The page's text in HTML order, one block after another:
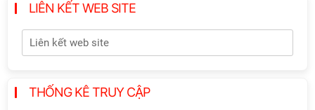
Khai quật công trường khai thác đá
Tôn
sinh đào tạo trình độ tiến sĩ đợt 1
LIÊN KẾT WEB SITE
THỐNG KÊ TRUY CẬP